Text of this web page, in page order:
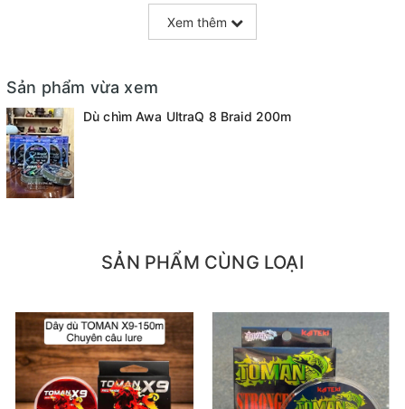
- 0.22mm (tương đương 2.0), tải cá 15.40kg
- 0.25mm (tương đương 2.5), tải cá 17.50kg
Xem thêm
Sản phẩm vừa xem
Dù chìm Awa UltraQ 8 Braid 200m
SẢN PHẨM CÙNG LOẠI